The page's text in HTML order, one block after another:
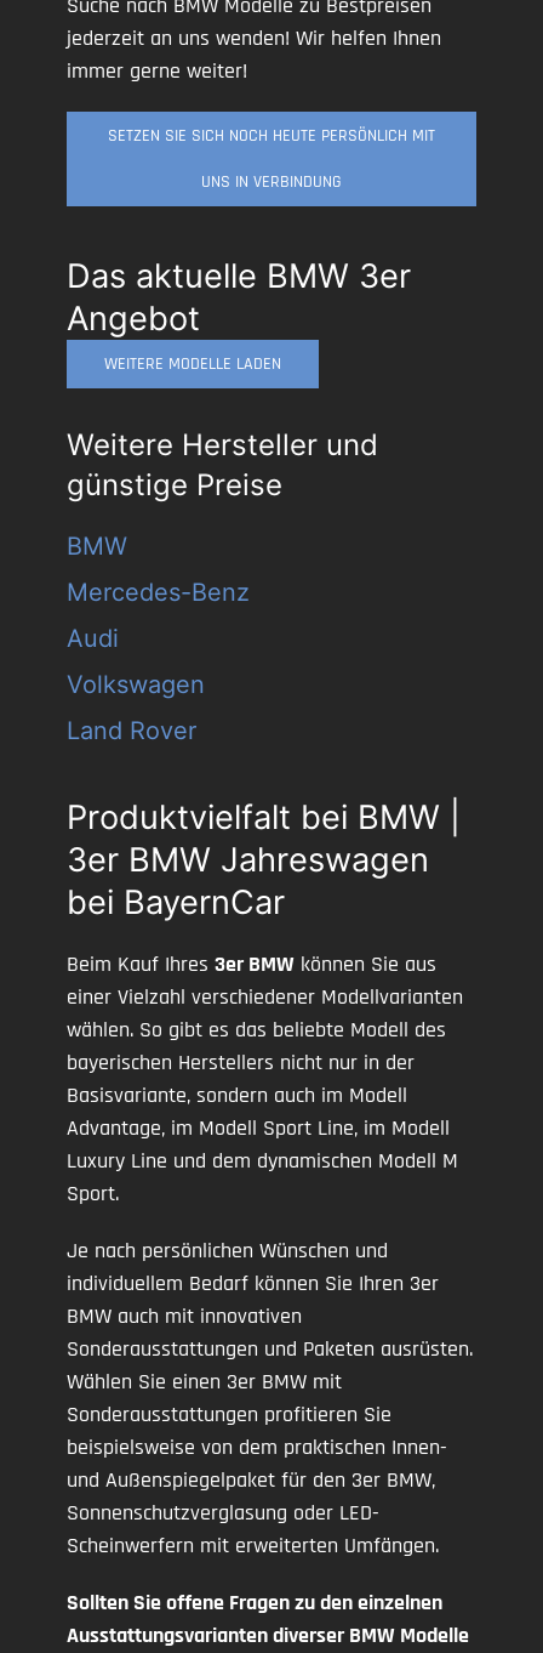
jederzeit an uns wenden! Wir helfen Ihnen
immer gerne weiter!
SETZEN SIE SICH NOCH HEUTE PERSÖNLICH MIT
UNS IN VERBINDUNG
Das aktuelle BMW 3er
Angebot
WEITERE MODELLE LADEN
Weitere Hersteller und
günstige Preise
BMW
Mercedes-Benz
Audi
Volkswagen
Land Rover
Produktvielfalt bei BMW |
3er BMW Jahreswagen
bei BayernCar
Beim Kauf Ihres 3er BMW können Sie aus
einer Vielzahl verschiedener Modellvarianten
wählen. So gibt es das beliebte Modell des
bayerischen Herstellers nicht nur in der
Basisvariante, sondern auch im Modell
Advantage, im Modell Sport Line, im Modell
Luxury Line und dem dynamischen Modell M
Sport.
Je nach persönlichen Wünschen und
individuellem Bedarf können Sie Ihren 3er
BMW auch mit innovativen
Sonderausstattungen und Paketen ausrüsten.
Wählen Sie einen 3er BMW mit
Sonderausstattungen profitieren Sie
beispielsweise von dem praktischen Innen-
und Außenspiegelpaket für den 3er BMW,
Sonnenschutzverglasung oder LED-
Scheinwerfern mit erweiterten Umfängen.
Sollten Sie offene Fragen zu den einzelnen
Ausstattungsvarianten diverser BMW Modelle